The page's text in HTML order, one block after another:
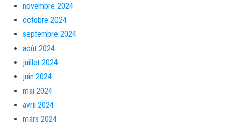
novembre 2024
octobre 2024
septembre 2024
août 2024
juillet 2024
juin 2024
mai 2024
avril 2024
mars 2024